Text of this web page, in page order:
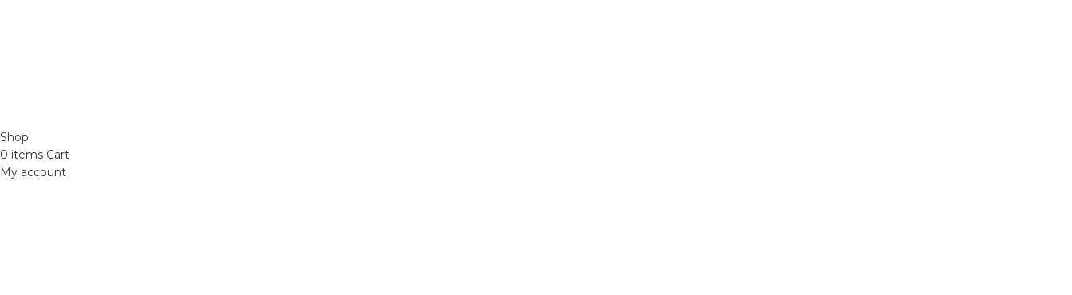
Shop
0 items Cart
My account